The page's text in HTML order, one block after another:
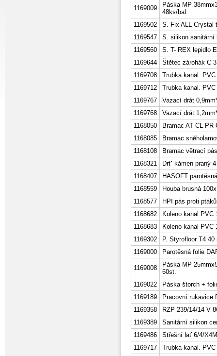
1169009
Páska MP
48ks/bal
1169502
S. Fix ALL Crystal
1169547
S. silikon sanitární
1169560
S. T- REX lepidlo
1169644
Štětec zárohák C
1169708
Trubka kanal. PVC
1169712
Trubka kanal.
1169767
Vazací drát
1169768
Vazací drát
1168050
Bramac AT CL PR
1168085
Bramac
1168108
Bramac větrací
1168321
Drtˇ kámen praný
1168407
HASOFT
1168559
Houba brusná
1168577
HPI pás proti
1168682
Koleno kanal PVC
1168683
Koleno kanal PVC
1169302
P. Styrofloor T4
1169000
Parotěsná folie
1169008
Páska MP
60st.
1169022
Páska štorch +
1169189
Pracovní rukavice
1169358
RZP 239/14/14 V
1169389
Sanitární silikon
1169486
Střešní lať 6/4/
1169717
Trubka kanal.